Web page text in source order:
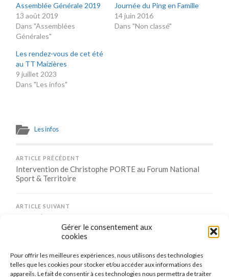
Gérer le consentement aux
cookies
Pour offrir les meilleures expériences, nous utilisons des technologies
telles que les cookies pour stocker et/ou accéder aux informations des
appareils. Le fait de consentir à ces technologies nous permettra de traiter
Assemblée Générale 2019
13 août 2019
Dans "Assemblées
Générales"
Journée du Ping en Famille
14 juin 2016
Dans "Non classé"
Les rendez-vous de cet été
au TT Maizières
9 juillet 2023
Dans "Les infos"
Les infos
ARTICLE PRÉCÉDENT
Intervention de Christophe PORTE au Forum National
Sport & Territoire
ARTICLE SUIVANT
Offre d’emploi au TT Maizières-Lès-Metz
Comments are closed.